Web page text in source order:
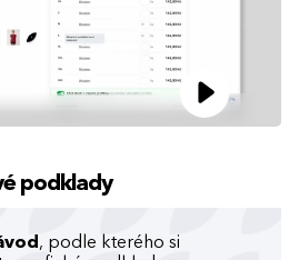
podklady
, podle kterého si